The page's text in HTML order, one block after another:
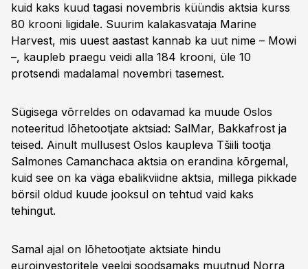
kuid kaks kuud tagasi novembris küündis aktsia kurss
80 krooni ligidale. Suurim kalakasvataja Marine
Harvest, mis uuest aastast kannab ka uut nime – Mowi
–, kaupleb praegu veidi alla 184 krooni, üle 10
protsendi madalamal novembri tasemest.
Sügisega võrreldes on odavamad ka muude Oslos
noteeritud lõhetootjate aktsiad: SalMar, Bakkafrost ja
teised. Ainult mullusest Oslos kaupleva Tšiili tootja
Salmones Camanchaca aktsia on erandina kõrgemal,
kuid see on ka väga ebalikviidne aktsia, millega pikkade
börsil oldud kuude jooksul on tehtud vaid kaks
tehingut.
Samal ajal on lõhetootjate aktsiate hindu
euroinvestoritele veelgi soodsamaks muutnud Norra